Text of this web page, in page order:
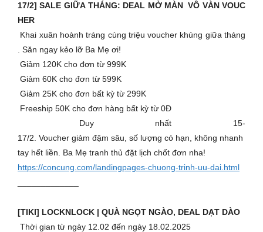
17/2] SALE GIỮA THÁNG: DEAL MỞ MÀN VÔ VÀN VOUC
HER
Khai xuân hoành tráng cùng triệu voucher khủng giữa tháng
. Săn ngay kẻo lỡ Ba Mẹ ơi!
️ Giảm 120K cho đơn từ 999K
️ Giảm 60K cho đơn từ 599K
️ Giảm 25K cho đơn bất kỳ từ 299K
Freeship 50K cho đơn hàng bất kỳ từ 0Đ
Duy nhất 15-
17/2. Voucher giảm đậm sâu, số lượng có hạn, không nhanh
tay hết liền. Ba Mẹ tranh thủ đặt lịch chốt đơn nha!
https://concung.com/landingpages-chuong-trinh-uu-dai.html
[TIKI] LOCKNLOCK | QUÀ NGỌT NGÀO, DEAL DẠT DÀO
Thời gian từ ngày 12.02 đến ngày 18.02.2025